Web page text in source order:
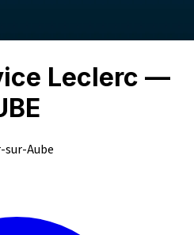
Leclerc —
sur-Aube